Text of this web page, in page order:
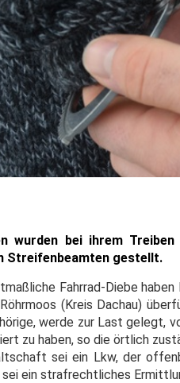
wurden bei ihrem
Streifenbeamten gestellt.
Fahrrad-Diebe
(Kreis Dachau)
werde zur Last gelegt,
zu haben, so die örtlich
sei ein Lkw, der
sei ein strafrechtliches